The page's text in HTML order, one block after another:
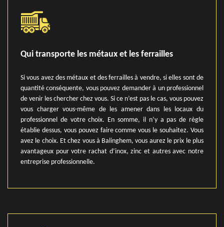
Qui transporte les métaux et les ferrailles
Si vous avez des métaux et des ferrailles à vendre, si elles sont de
quantité conséquente, vous pouvez demander à un professionnel
de venir les chercher chez vous. Si ce n’est pas le cas, vous pouvez
vous charger vous-même de les amener dans les locaux du
professionnel de votre choix. En somme, il n’y a pas de règle
établie dessus, vous pouvez faire comme vous le souhaitez. Vous
avez le choix. Et chez vous à Balinghem, vous aurez le prix le plus
avantageux pour votre rachat d’inox, zinc et autres avec notre
entreprise professionnelle.